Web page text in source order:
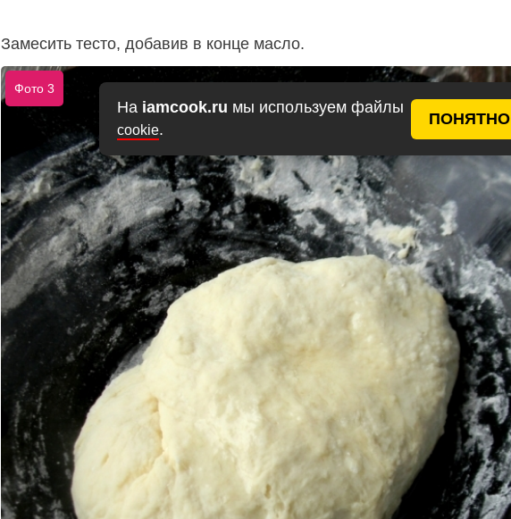
На iamcook.ru мы используем файлы
cookie.
ПОНЯТНО
Замесить тесто, добавив в конце масло.
Фото 3